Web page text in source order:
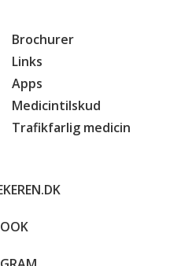
Brochurer
Links
Apps
Medicintilskud
Trafikfarlig medicin